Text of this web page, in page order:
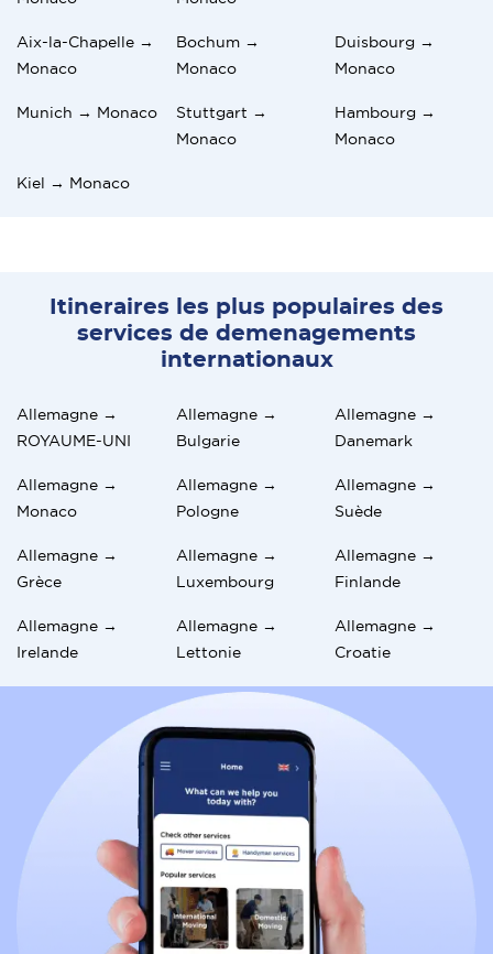
Aix-la-Chapelle →
Monaco
Bochum →
Monaco
Duisbourg →
Monaco
Munich → Monaco
Stuttgart →
Monaco
Hambourg →
Monaco
Kiel → Monaco
Itineraires les plus populaires des
services de demenagements
internationaux
Allemagne →
ROYAUME-UNI
Allemagne →
Bulgarie
Allemagne →
Danemark
Allemagne →
Monaco
Allemagne →
Pologne
Allemagne →
Suède
Allemagne →
Grèce
Allemagne →
Luxembourg
Allemagne →
Finlande
Allemagne →
Irelande
Allemagne →
Lettonie
Allemagne →
Croatie